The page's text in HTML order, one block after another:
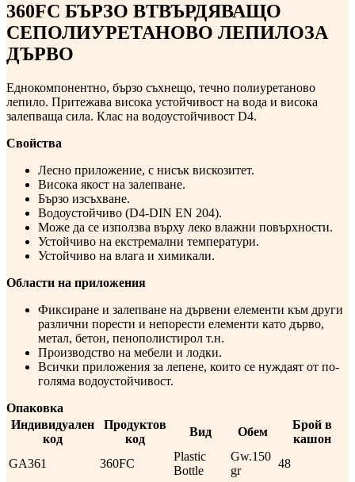
360FC БЪРЗО ВТВЪРДЯВАЩО
СЕПОЛИУРЕТАНОВО ЛЕПИЛОЗА
ДЪРВО
Еднокомпонентно, бързо съхнещо, течно полиуретаново
лепило. Притежава висока устойчивост на вода и висока
залепваща сила. Клас на водоустойчивост D4.
Свойства
Лесно приложение, с нисък вискозитет.
Висока якост на залепване.
Бързо изсъхване.
Водоустойчиво (D4-DIN EN 204).
Може да се използва върху леко влажни повърхности.
Устойчиво на екстремални температури.
Устойчиво на влага и химикали.
Области на приложения
Фиксиране и залепване на дървени елементи към други
различни порести и непорести елементи като дърво,
метал, бетон, пенополистирол т.н.
Производство на мебели и лодки.
Всички приложения за лепене, които се нуждаят от по-
голяма водоустойчивост.
Опаковка
Индивидуален
код
Продуктов
код
Вид Обем
Брой в
кашон
GA361
360FC
Plastic
Bottle
Gw.150
gr
48